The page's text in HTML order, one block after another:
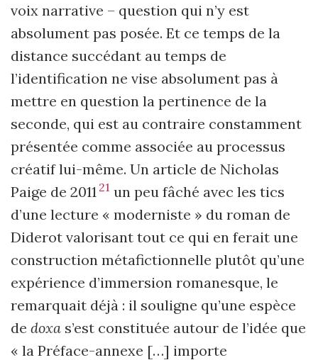
voix narrative – question qui n’y est
absolument pas posée. Et ce temps de la
distance succédant au temps de
l’identification ne vise absolument pas à
mettre en question la pertinence de la
seconde, qui est au contraire constamment
présentée comme associée au processus
créatif lui-même. Un article de Nicholas
Paige de 2011 21 un peu fâché avec les tics
d’une lecture « moderniste » du roman de
Diderot valorisant tout ce qui en ferait une
construction métafictionnelle plutôt qu’une
expérience d’immersion romanesque, le
remarquait déjà : il souligne qu’une espèce
de doxa s’est constituée autour de l’idée que
« la Préface-annexe […] importe